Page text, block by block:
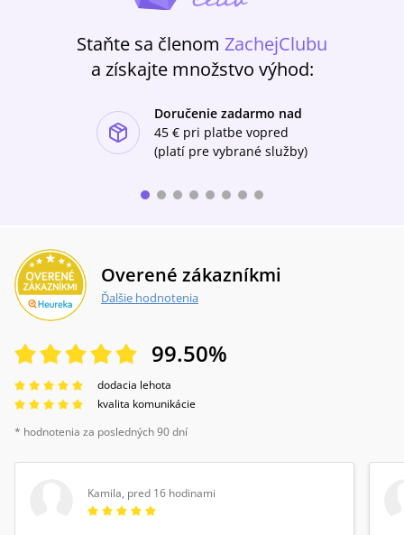
Staňte sa členom ZachejClubu
a získajte množstvo výhod:
Doručenie zadarmo nad
45 € pri platbe vopred
(platí pre vybrané služby)
Overené zákazníkmi
Ďalšie hodnotenia
99.50%
dodacia lehota
kvalita komunikácie
* hodnotenia za posledných 90 dní
Kamila, pred 16 hodinami